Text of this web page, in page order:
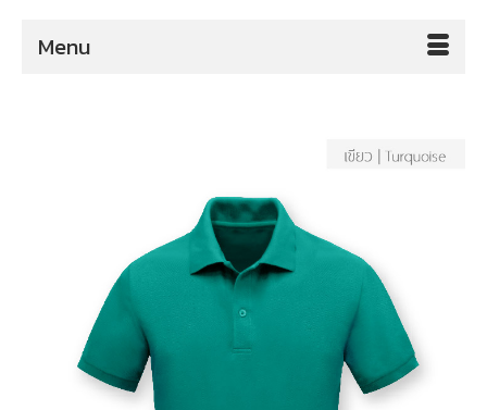
Menu